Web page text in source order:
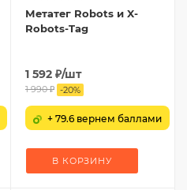
Метатег Robots и X-
Robots-Tag
1 592 ₽/шт
1 990₽ -20%
+ 79.6 вернем баллами
В КОРЗИНУ